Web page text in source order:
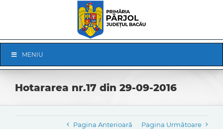
Navigation
MENIU
Hotararea nr.17 din 29-09-2016
Pagina Anterioară Pagina Următoare